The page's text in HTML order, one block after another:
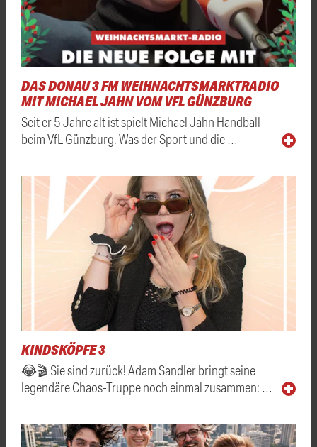
DAS DONAU 3 FM WEIHNACHTSMARKTRADIO
MIT MICHAEL JAHN VOM VFL GÜNZBURG
Seit er 5 Jahre alt ist spielt Michael Jahn Handball
beim VfL Günzburg. Was der Sport und die …
KINDSKÖPFE 3
😂🎬 Sie sind zurück! Adam Sandler bringt seine
legendäre Chaos-Truppe noch einmal zusammen: …